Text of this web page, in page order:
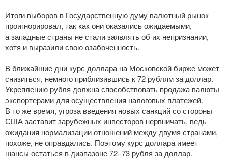
Итоги выборов в Государственную думу валютный рынок
проигнорировал, так как они оказались ожидаемыми,
а западные страны не стали заявлять об их непризнании,
хотя и выразили свою озабоченность.
В ближайшие дни курс доллара на Московской бирже может
снизиться, немного приблизившись к 72 рублям за доллар.
Укреплению рубля должна способствовать продажа валюты
экспортерами для осуществления налоговых платежей.
В то же время, угроза введения новых санкций со стороны
США заставит зарубежных инвесторов нервничать, ведь
ожидания нормализации отношений между двумя странами,
похоже, не оправдались. Поэтому курс доллара имеет
шансы остаться в диапазоне 72–73 рубля за доллар.